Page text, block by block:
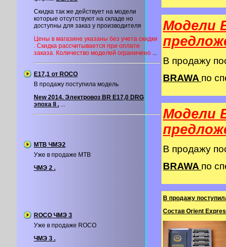
Скидка так же действует на модели
которые отсутствуют на складе но
доступны для заказ у производителя
Цены в магазине указаны без учета скидки
. Скидка рассчитывается при оплате
заказа. Количество моделей ограничено ...
Е17,1 от ROCO
В продажу поступила модель
New 2014. Электровоз BR E17,0 DRG
эпоха II . ...
MTB ЧМЭ2
Уже в продаже MTB
ЧМЭ 2 .
ROCO ЧМЭ 3
Уже в продаже ROCO
ЧМЭ 3 .
Модели
В продажу
BRAWA по
Модели
В продажу
BRAWA по
В продажу
Состав Orient